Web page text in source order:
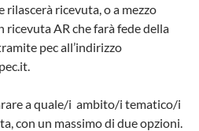
rilascerà ricevuta, o a mezzo
AR che farà fede della
pec all’indirizzo
a quale/i ambito/i tematico/i
con un massimo di due opzioni.